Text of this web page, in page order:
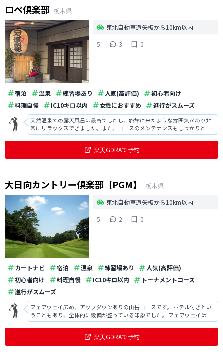
ロペ倶楽部 栃木県
東北自動車道矢板から10km以内
5
3 0
宿泊 温泉 練習場あり 人気(高評価)
初心者向け
料理自慢
IC10キロ以内 女性におすすめ 進行がスムーズ
天然温泉での露天風呂は最高でしたし、旅館に来たような雰囲気があり非
常にリラックスできました。また、コースのメンテナンスもしっかりと行
き届いていましたし、快適にラウンドでき満足でした。
楽天GORAで予約
大日向カントリー倶楽部【PGM】
栃木県
東北自動車道矢板から10km以内
5
2 0
カートナビ 宿泊 温泉 練習場あり
人気(高評価)
初心者向け
料理自慢 IC10キロ以内
トーナメントコース
進行がスムーズ
フェアウェイ広め、アップダウンありの山岳コースです。 ホテル付きとい
うこともあり、全体的に設備が整っている印象でした。 フェアウェイは広
いですが、ウォーターハザードやバンカーがそれなりに多く、難易度はそ
レー後の温泉も楽しめるゴルフ場楽天GORAで予約